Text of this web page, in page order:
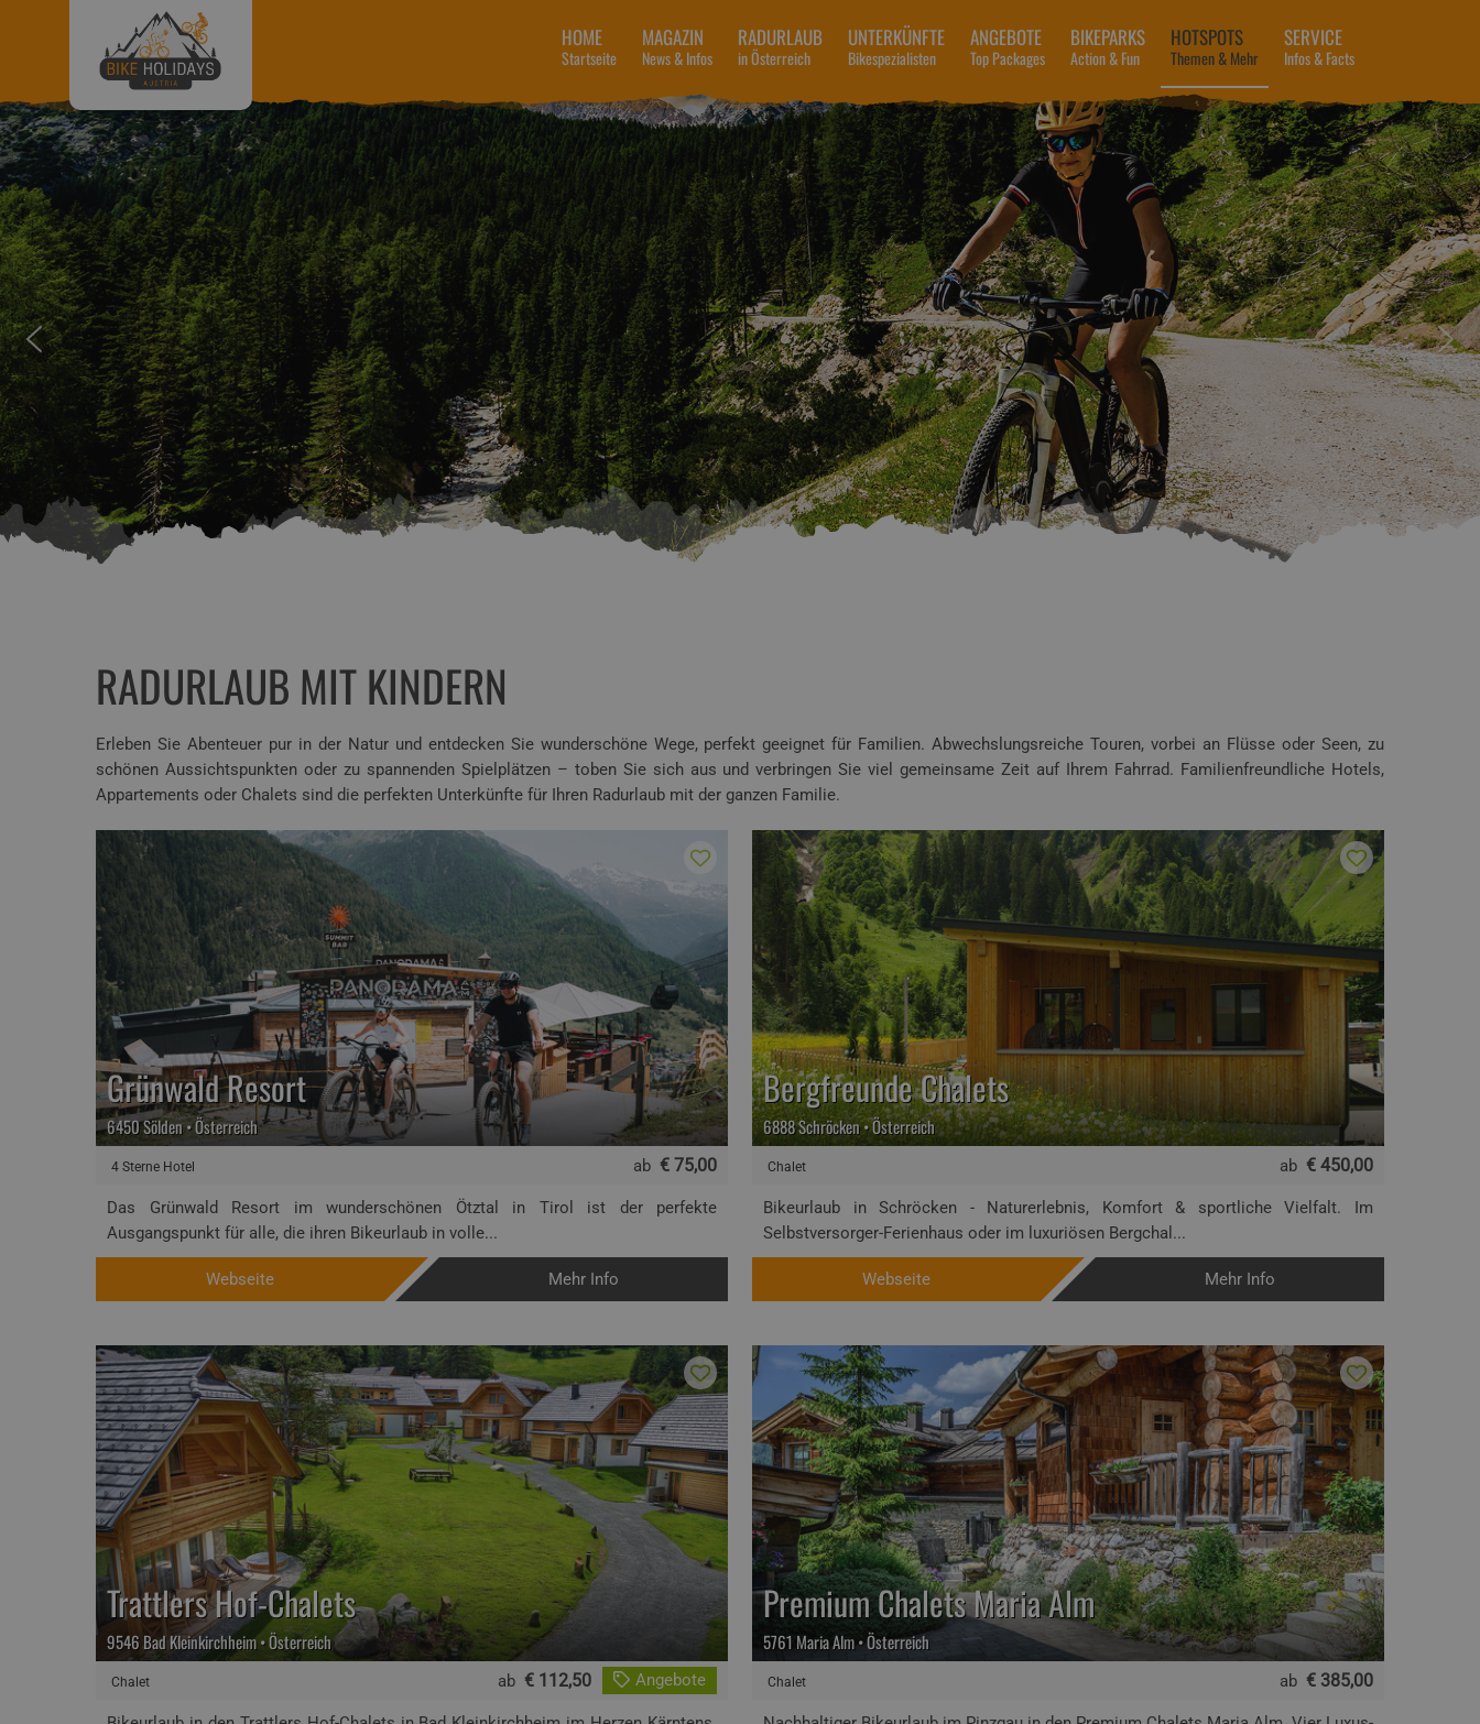
HOME
Startseite
MAGAZIN
News & Infos
RADURLAUB
in Österreich
UNTERKÜNFTE
Bikespezialisten
ANGEBOTE
Top Packages
BIKEPARKS
Action & Fun
HOTSPOTS
Themen & Mehr
SERVICE
Infos & Facts
RADURLAUB MIT KINDERN
Erleben Sie Abenteuer pur in der Natur und entdecken Sie wunderschöne Wege, perfekt geeignet für Familien. Abwechslungsreiche Touren, vorbei an Flüsse oder Seen, zu
schönen Aussichtspunkten oder zu spannenden Spielplätzen – toben Sie sich aus und verbringen Sie viel gemeinsame Zeit auf Ihrem Fahrrad. Familienfreundliche Hotels,
Appartements oder Chalets sind die perfekten Unterkünfte für Ihren Radurlaub mit der ganzen Familie.
4 Sterne Hotel
Grünwald Resort
6450 Sölden • Österreich
ab € 75,00
Das Grünwald Resort im wunderschönen Ötztal in Tirol ist der perfekte
Ausgangspunkt für alle, die ihren Bikeurlaub in volle...
Webseite Mehr Info
Chalet
Bergfreunde Chalets
6888 Schröcken • Österreich
ab € 450,00
Bikeurlaub in Schröcken - Naturerlebnis, Komfort & sportliche Vielfalt. Im
Selbstversorger-Ferienhaus oder im luxuriösen Bergchal...
Webseite Mehr Info
Chalet
Trattlers Hof-Chalets
9546 Bad Kleinkirchheim • Österreich
ab € 112,50 Angebote Chalet
Premium Chalets Maria Alm
5761 Maria Alm • Österreich
ab € 385,00